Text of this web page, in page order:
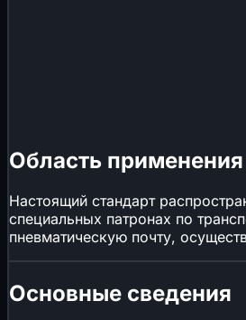
Область
Настоящий стандарт
специальных патронах по
пневматическую почту,
Основные сведения